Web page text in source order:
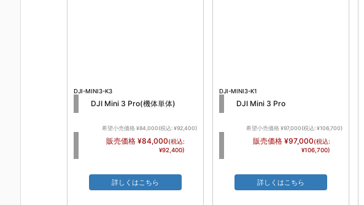
DJI-MINI3-K3
DJI Mini 3 Pro(機体単体)
希望小売価格 ¥84,000(税込: ¥92,400)
販売価格 ¥84,000(税込:
¥92,400)
詳しくはこちら
DJI-MINI3-K1
DJI Mini 3 Pro
希望小売価格 ¥97,000(税込: ¥106,700)
販売価格 ¥97,000(税込:
¥106,700)
詳しくはこちら